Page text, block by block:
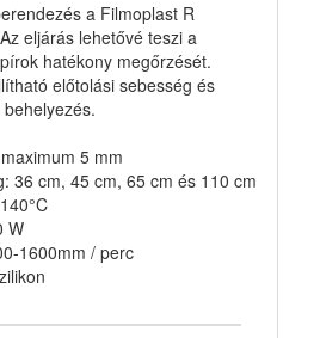
a Filmoplast R
eljárás lehetővé teszi a
hatékony megőrzését.
előtolási sebesség és
5 mm
36 cm, 45 cm, 65 cm és 110 cm
W
1600mm / perc